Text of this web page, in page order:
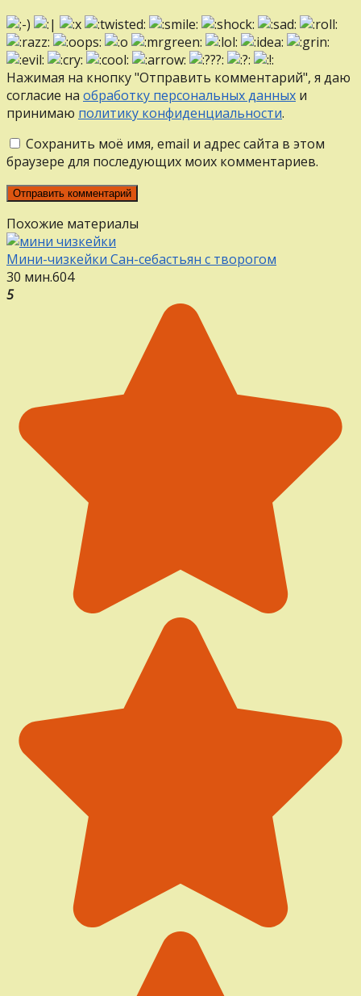
Нажимая на кнопку "Отправить комментарий", я даю
согласие на обработку персональных данных и
принимаю политику конфиденциальности.
Сохранить моё имя, email и адрес сайта в этом
браузере для последующих моих комментариев.
Похожие материалы
Мини-чизкейки Сан-себастьян с творогом
30 мин.604
5